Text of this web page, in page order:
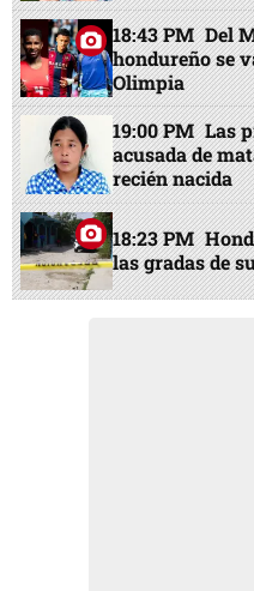
18:43 PM Del
hondureño se
Olimpia
19:00 PM Las
acusada de
recién nacida
18:23 PM
las gradas de